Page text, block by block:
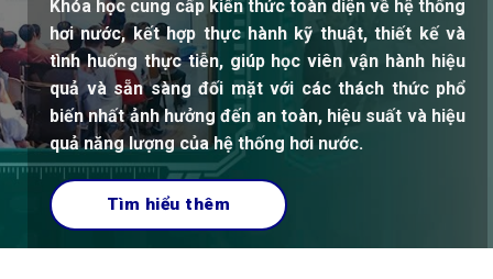
tình huống thực tiễn, giúp học viên vận hành hiệu
quả và sẵn sàng đối mặt với các thách thức phổ
biến nhất ảnh hưởng đến an toàn, hiệu suất và hiệu
quả năng lượng của hệ thống hơi nước.
Tìm hiểu thêm